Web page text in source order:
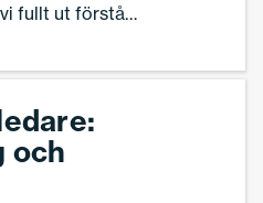
fullt ut förstår
och